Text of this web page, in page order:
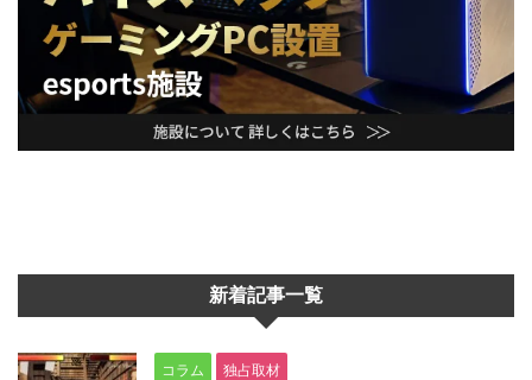
新着記事一覧
コラム 独占取材